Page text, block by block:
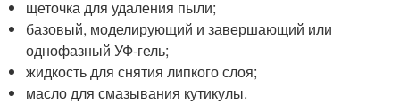
щеточка для удаления пыли;
базовый, моделирующий и завершающий или
однофазный УФ-гель;
жидкость для снятия липкого слоя;
масло для смазывания кутикулы.